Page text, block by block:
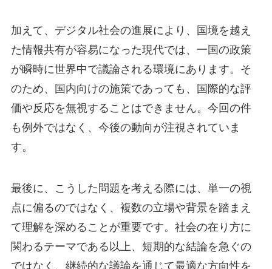
加えて、デジタル社会の進展により、国境を越え
た情報共有が容易になった現代では、一国の政策
が瞬時に世界中で議論される環境にあります。そ
のため、国内向けの施策であっても、国際的な評
価や反応を無視することはできません。今回の件
も例外ではなく、今後の動向が注視されていま
す。
最後に、こうした問題を考える際には、単一の視
点に偏るのではなく、複数の立場や背景を踏まえ
て理解を深めることが重要です。社会の在り方に
関わるテーマである以上、短期的な結論を急ぐの
ではなく、継続的な議論を通じて最適な方向性を